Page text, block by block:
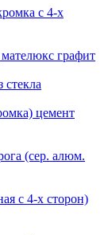
с 4-х
графит
стекла
цемент
(сер. алюм.
с 4-х сторон)